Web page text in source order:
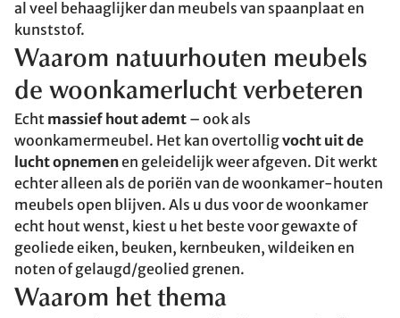
al veel behaaglijker dan meubels van spaanplaat en
kunststof.
Waarom natuurhouten meubels
de woonkamerlucht verbeteren
Echt massief hout ademt – ook als
woonkamermeubel. Het kan overtolligvocht uit de
lucht opnemenen geleidelijk weer afgeven. Dit werkt
echter alleen als de poriën van de woonkamer-houten
meubels open blijven. Als u dus voor de woonkamer
echt hout wenst, kiest u het beste voor gewaxte of
geoliede eiken, beuken, kernbeuken, wildeiken en
noten of gelaugd/geolied grenen.
Waarom het thema